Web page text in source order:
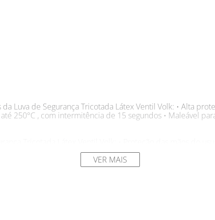
da Luva de Segurança Tricotada Látex Ventil Volk: • Alta
250°C , com intermitência de 15 segundos • Maleável
de contato) e contra agentes químicos (álcoois
(m), ácidos orgânicos (n), bases orgânicas (o), peróxidos
conservação e limpeza, jardinagem e paisagismo,
aquela manutenção? Aproveite toda a segurança e o
VER MAIS